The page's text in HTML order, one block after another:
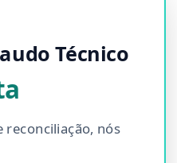
Técnico
reconciliação, nós